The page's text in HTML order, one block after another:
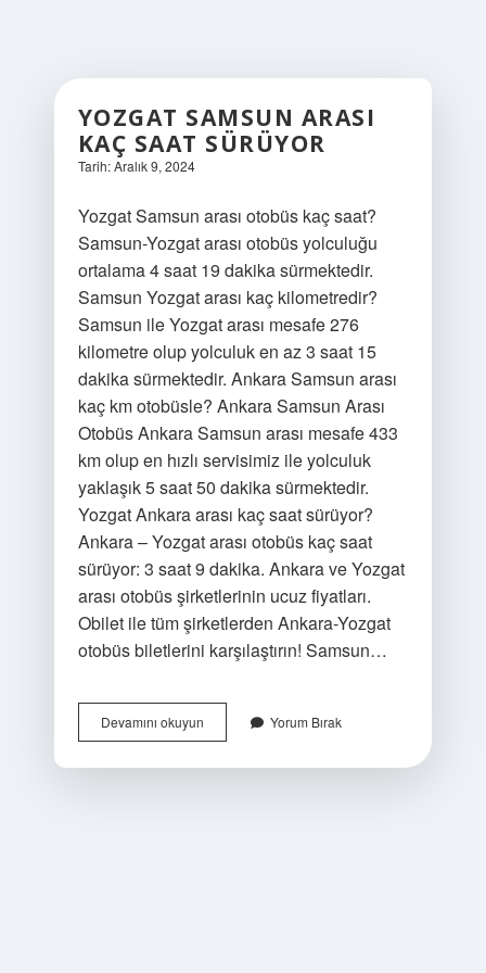
YOZGAT SAMSUN ARASI
KAÇ SAAT SÜRÜYOR
Tarih: Aralık 9, 2024
Yozgat Samsun arası otobüs kaç saat?
Samsun-Yozgat arası otobüs yolculuğu
ortalama 4 saat 19 dakika sürmektedir.
Samsun Yozgat arası kaç kilometredir?
Samsun ile Yozgat arası mesafe 276
kilometre olup yolculuk en az 3 saat 15
dakika sürmektedir. Ankara Samsun arası
kaç km otobüsle? Ankara Samsun Arası
Otobüs Ankara Samsun arası mesafe 433
km olup en hızlı servisimiz ile yolculuk
yaklaşık 5 saat 50 dakika sürmektedir.
Yozgat Ankara arası kaç saat sürüyor?
Ankara – Yozgat arası otobüs kaç saat
sürüyor: 3 saat 9 dakika. Ankara ve Yozgat
arası otobüs şirketlerinin ucuz fiyatları.
Obilet ile tüm şirketlerden Ankara-Yozgat
otobüs biletlerini karşılaştırın! Samsun…
Devamını okuyunYozgat
Samsun
Yorum Bırak